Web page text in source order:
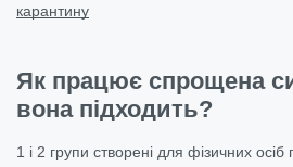
карантину
Як працює спрощена
вона підходить?
1 і 2 групи створені для фізичних осіб